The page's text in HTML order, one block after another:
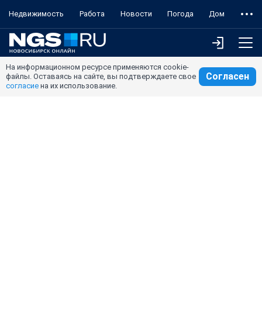
Недвижимость Работа Новости Погода Дом
На информационном ресурсе применяются cookie-
файлы. Оставаясь на сайте, вы подтверждаете свое
согласие на их использование.
Согласен